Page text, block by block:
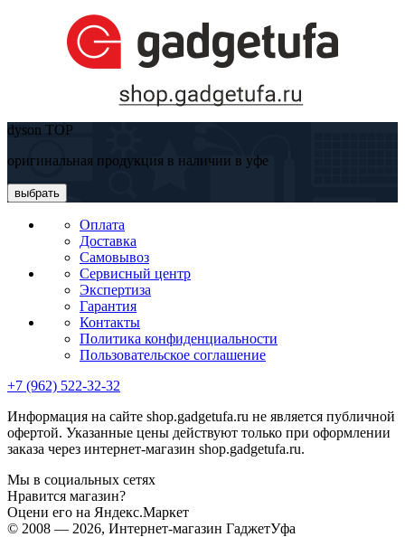
dyson TOP
оригинальная продукция в наличии в уфе
выбрать
Оплата
Доставка
Самовывоз
Сервисный центр
Экспертиза
Гарантия
Контакты
Политика конфиденциальности
Пользовательское соглашение
+7 (962) 522-32-32
Информация на сайте shop.gadgetufa.ru не является публичной
офертой. Указанные цены действуют только при оформлении
заказа через интернет-магазин shop.gadgetufa.ru.
Мы в социальных сетях
Нравится магазин?
Оцени его на Яндекс.Маркет
© 2008 — 2026, Интернет-магазин ГаджетУфа